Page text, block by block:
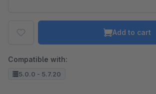
Add to cart
Compatible with:
5.0.0 - 5.7.20